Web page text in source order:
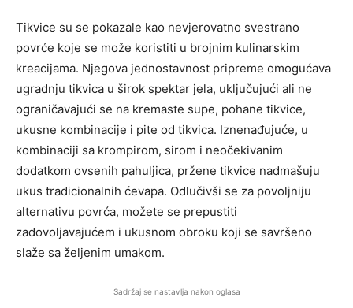
Tikvice su se pokazale kao nevjerovatno svestrano
povrće koje se može koristiti u brojnim kulinarskim
kreacijama. Njegova jednostavnost pripreme omogućava
ugradnju tikvica u širok spektar jela, uključujući ali ne
ograničavajući se na kremaste supe, pohane tikvice,
ukusne kombinacije i pite od tikvica. Iznenađujuće, u
kombinaciji sa krompirom, sirom i neočekivanim
dodatkom ovsenih pahuljica, pržene tikvice nadmašuju
ukus tradicionalnih ćevapa. Odlučivši se za povoljniju
alternativu povrća, možete se prepustiti
zadovoljavajućem i ukusnom obroku koji se savršeno
slaže sa željenim umakom.
Sadržaj se nastavlja nakon oglasa